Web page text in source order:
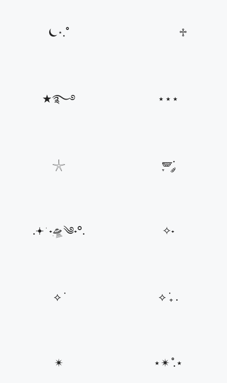
⏾⋆.˚ ⠀ ⠀ ⠀ ⠀♱ ⠀
★࿐࿔ ⋆⋆⋆
𓇼 ִֶָ🪽་༘
.𖥔 ݁ ˖ִ🛸༄˖°. ✧˖
⟡ ݁ ⟡ ݁₊ .
✴ ⋆✴︎ ̊.⋆